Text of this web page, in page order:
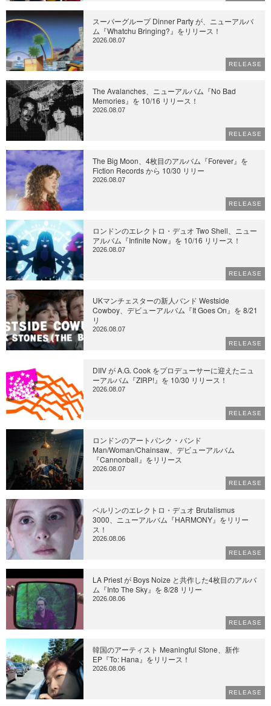
スーパーグループ Dinner Party が、ニューアルバ
ム『Whatchu Bringing?』をリリース！
2026.08.07
RELEASE
The Avalanches、ニューアルバム『No Bad
Memories』を 10/16 リリース！
2026.08.07
RELEASE
The Big Moon、4枚目のアルバム『Forever』を
Fiction Records から 10/30 リリー
2026.08.07
RELEASE
ロンドンのエレクトロ・デュオ Two Shell、ニュー
アルバム『Infinite Now』を 10/16 リリース！
2026.08.07
RELEASE
UKマンチェスターの新人バンド Westside
Cowboy、デビューアルバム『It Goes On』を 8/21
リ
2026.08.07
RELEASE
DIIV が A.G. Cook をプロデューサーに迎えたニュ
ーアルバム『ZIRP!』を 10/30 リリース！
2026.08.07
RELEASE
ロンドンのアートパンク・バンド
Man/Woman/Chainsaw、デビューアルバム
『Cannonball』をリリース
2026.08.07
RELEASE
ベルリンのエレクトロ・デュオ Brutalismus
3000、ニューアルバム『HARMONY』をリリー
ス！
2026.08.06
RELEASE
LA Priest が Boys Noize と共作した4枚目のアルバ
ム『Into The Sky』を 8/28 リリー
2026.08.06
RELEASE
韓国のアーティスト Meaningful Stone、新作
EP『To: Hana』をリリース！
2026.08.06
RELEASE